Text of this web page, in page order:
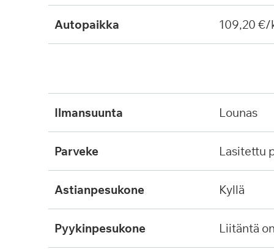
Autopaikka 109,20 €/
ilmansuunta lounas
parveke lasitettu
astianpesukone kyllä
pyykinpesukone liitäntä